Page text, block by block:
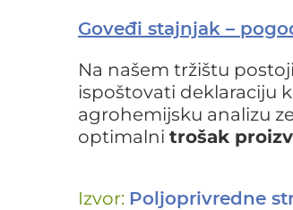
Goveđi stajnjak –
Na našem tržištu
ispoštovati deklaraciju
agrohemijsku analizu
optimalni trošak
Izvor: Poljoprivredne